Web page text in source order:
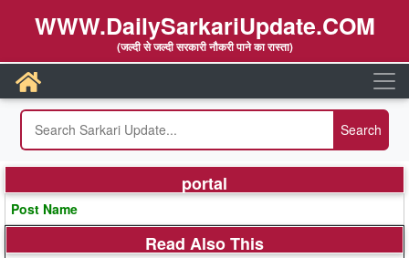
WWW.DailySarkariUpdate.COM
(जल्दी से जल्दी सरकारी नौकरी पाने का रास्ता)
portal
Post Name
Read Also This